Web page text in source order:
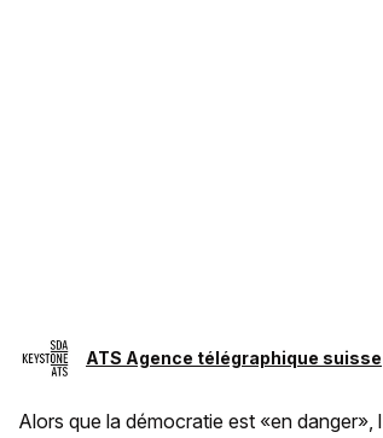
ATS Agence télégraphique suisse
Alors que la démocratie est «en